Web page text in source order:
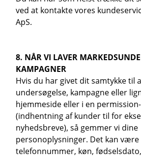
ved at kontakte vores
ApS.
8. NÅR VI LAVER
KAMPAGNER
Hvis du har givet dit samtykke til
undersøgelse, kampagne eller
hjemmeside eller i en
(indhentning af kunder til for
nyhedsbreve), så gemmer vi dine
personoplysninger. Det kan være
telefonnummer, køn,